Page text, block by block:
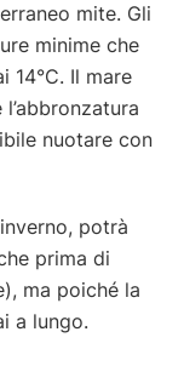
mite. Gli
minime che
14°C. Il mare
nuotare con
potrà
prima di
ma poiché la
a lungo.